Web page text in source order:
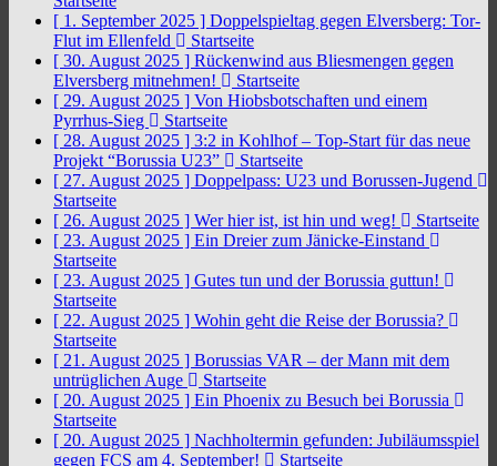
[ 1. September 2025 ] Doppelspieltag gegen Elversberg: Tor-
Flut im Ellenfeld
Startseite
[ 30. August 2025 ] Rückenwind aus Bliesmengen gegen
Elversberg mitnehmen!
Startseite
[ 29. August 2025 ] Von Hiobsbotschaften und einem
Pyrrhus-Sieg
Startseite
[ 28. August 2025 ] 3:2 in Kohlhof – Top-Start für das neue
Projekt “Borussia U23”
Startseite
[ 27. August 2025 ] Doppelpass: U23 und Borussen-Jugend
Startseite
[ 26. August 2025 ] Wer hier ist, ist hin und weg!
Startseite
[ 23. August 2025 ] Ein Dreier zum Jänicke-Einstand
Startseite
[ 23. August 2025 ] Gutes tun und der Borussia guttun!
Startseite
[ 22. August 2025 ] Wohin geht die Reise der Borussia?
Startseite
[ 21. August 2025 ] Borussias VAR – der Mann mit dem
untrüglichen Auge
Startseite
[ 20. August 2025 ] Ein Phoenix zu Besuch bei Borussia
Startseite
[ 20. August 2025 ] Nachholtermin gefunden: Jubiläumsspiel
gegen FCS am 4. September!
Startseite